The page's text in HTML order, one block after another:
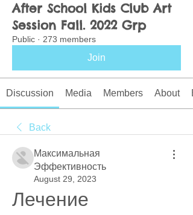
After School Kids Club Art
Session Fall. 2022 Grp
Public · 273 members
Join
Discussion Media Members About
Back
Максимальная
Эффективность
August 29, 2023
Лечение